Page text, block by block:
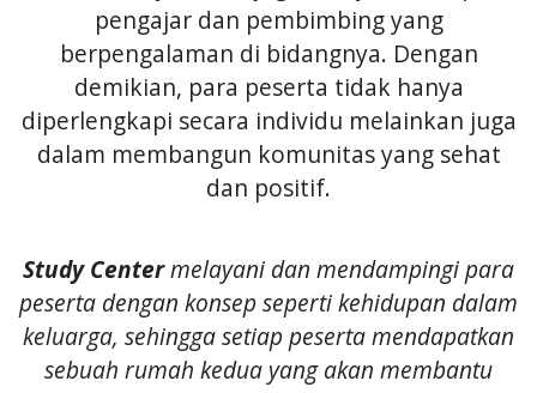
pengajar dan pembimbing yang
berpengalaman di bidangnya. Dengan
demikian, para peserta tidak hanya
diperlengkapi secara individu melainkan juga
dalam membangun komunitas yang sehat
dan positif.
Study Centermelayani dan mendampingi para
peserta dengan konsep seperti kehidupan dalam
keluarga, sehingga setiap peserta mendapatkan
sebuah rumah kedua yang akan membantu